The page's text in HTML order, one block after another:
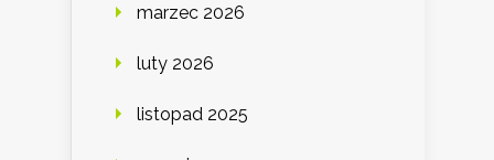
marzec 2026
luty 2026
listopad 2025